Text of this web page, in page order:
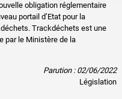
obligation réglementaire
portail d’Etat pour la
Trackdéchets est une
par le Ministère de la
Parution : 02/06/2022
Législation